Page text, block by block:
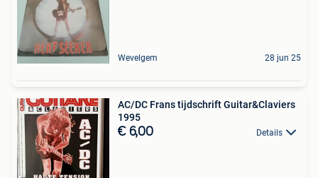
Wevelgem 28 jun 25
AC/DC Frans tijdschrift Guitar&Claviers
1995
€ 6,00 Details